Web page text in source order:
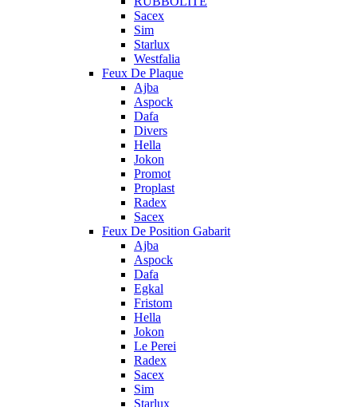
Sacex
Sim
Starlux
Westfalia
Feux De Plaque
Ajba
Aspock
Dafa
Divers
Hella
Jokon
Promot
Proplast
Radex
Sacex
Feux De Position Gabarit
Ajba
Aspock
Dafa
Egkal
Fristom
Hella
Jokon
Le Perei
Radex
Sacex
Sim
Starlux